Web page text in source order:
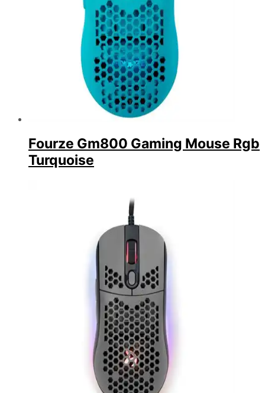
Fourze Gm800 Gaming Mouse Rgb
Turquoise